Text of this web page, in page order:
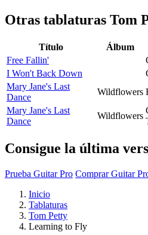
Otras tablaturas Tom
Título Álbum
Free Fallin'
I Won't Back Down
Mary Jane's Last
Dance
Wildflowers
Mary Jane's Last
Dance
Wildflowers
Consigue la última
Prueba Guitar Pro Comprar Guitar
Inicio
Tablaturas
Tom Petty
Learning to Fly